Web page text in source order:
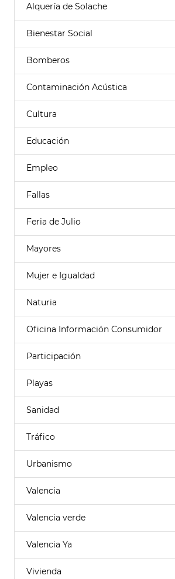
Alquería de Solache
Bienestar Social
Bomberos
Contaminación Acústica
Cultura
Educación
Empleo
Fallas
Feria de Julio
Mayores
Mujer e Igualdad
Naturia
Oficina Información Consumidor
Participación
Playas
Sanidad
Tráfico
Urbanismo
Valencia
Valencia verde
Valencia Ya
Vivienda